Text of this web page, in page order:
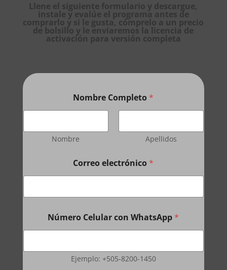
Llene el siguiente formulario y descargue,
instale y evalúe el programa antes de
comprarlo y si le gusta, cómprelo a un precio
de bolsillo y le enviaremos la licencia de
activación para versión completa
Nombre Completo *
Nombre Apellidos
Correo electrónico *
Número Celular con WhatsApp *
Ejemplo: +505-8200-1450